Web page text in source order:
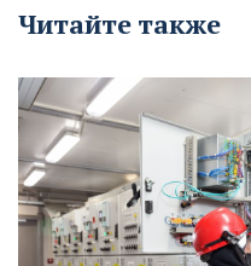
Читайте также